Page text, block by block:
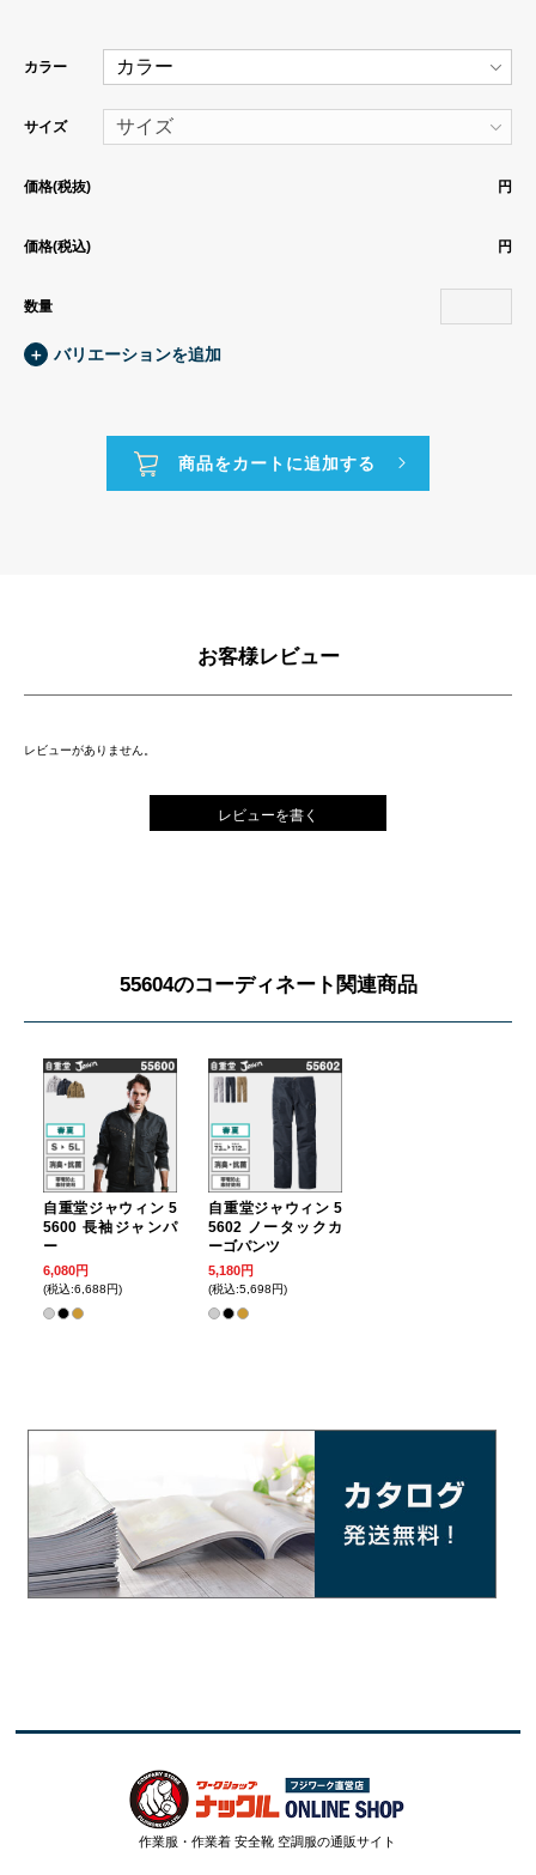
カラー
サイズ
価格(税抜) 円
価格(税込) 円
数量
＋ バリエーションを追加
お客様レビュー
レビューがありません。
レビューを書く
55604のコーディネート関連商品
自重堂ジャウィン 5
5600 長袖ジャンパ
ー
6,080円
(税込:6,688円)
自重堂ジャウィン 5
5602 ノータックカ
ーゴパンツ
5,180円
(税込:5,698円)
作業服・作業着 安全靴 空調服の通販サイト